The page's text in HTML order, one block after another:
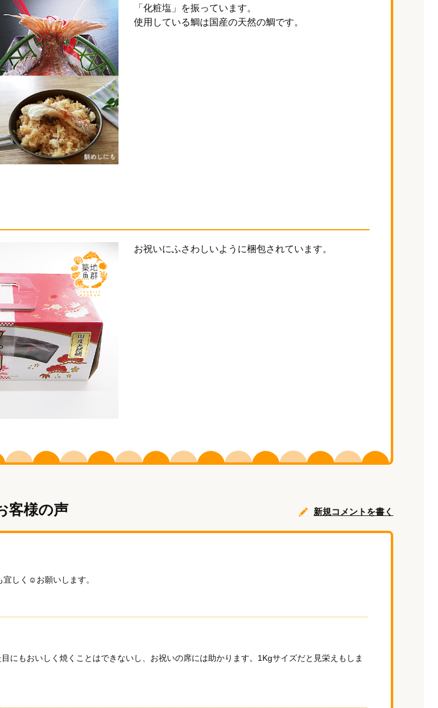
「化粧塩」を振っています。
使用している鯛は国産の天然の鯛です。
お祝いにふさわしいように梱包されています。
客様の声 新規コメントを書く
しく☺️お願いします。
にもおいしく焼くことはできないし、お祝いの席には助かります。1Kgサイズだと見栄えもしま